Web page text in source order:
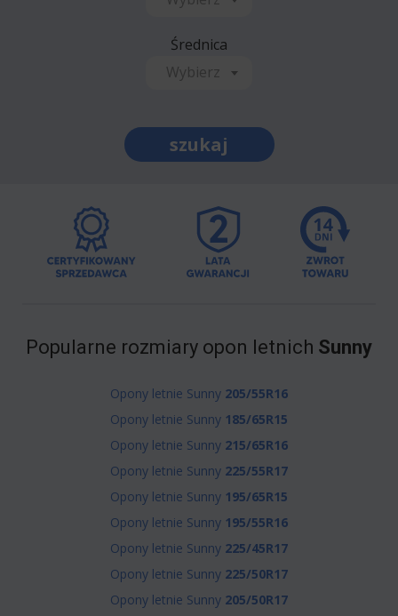
Średnica
Wybierz
szukaj
Popularne rozmiary opon letnich Sunny
Opony letnie Sunny 205/55R16
Opony letnie Sunny 185/65R15
Opony letnie Sunny 215/65R16
Opony letnie Sunny 225/55R17
Opony letnie Sunny 195/65R15
Opony letnie Sunny 195/55R16
Opony letnie Sunny 225/45R17
Opony letnie Sunny 225/50R17
Opony letnie Sunny 205/50R17